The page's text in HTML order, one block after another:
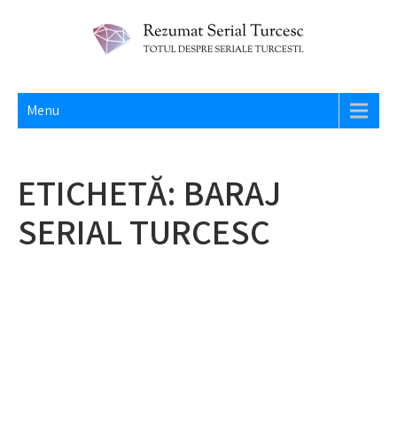
REZUMAT SERIAL TURCESC
Menu
ETICHETĂ: BARAJ
SERIAL TURCESC